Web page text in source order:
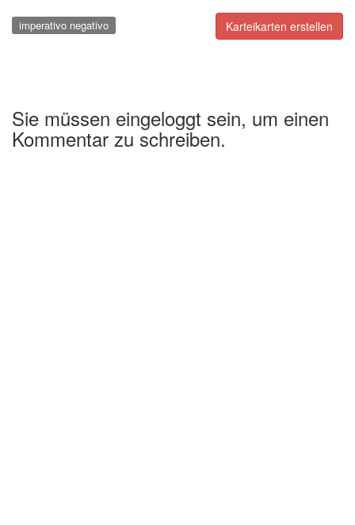
Karteikarten erstellen
imperativo negativo
Sie müssen eingeloggt sein, um einen
Kommentar zu schreiben.